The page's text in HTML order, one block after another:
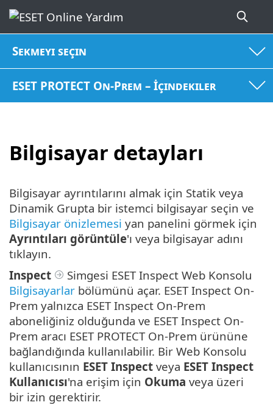
Sekmeyi seçin
ESET PROTECT On-Prem – İçindekiler
Bilgisayar detayları
Bilgisayar ayrıntılarını almak için Statik veya
Dinamik Grupta bir istemci bilgisayar seçin ve
Bilgisayar önizlemesi yan panelini görmek için
Ayrıntıları görüntüle'ı veya bilgisayar adını
tıklayın.
Inspect
Simgesi ESET Inspect Web Konsolu
Bilgisayarlar bölümünü açar. ESET Inspect On-
Prem yalnızca ESET Inspect On-Prem
aboneliğiniz olduğunda ve ESET Inspect On-
Prem aracı ESET PROTECT On-Prem ürününe
bağlandığında kullanılabilir. Bir Web Konsolu
kullanıcısının ESET Inspect veya ESET Inspect
Kullanıcısı'na erişim için Okuma veya üzeri
bir izin gerektirir.